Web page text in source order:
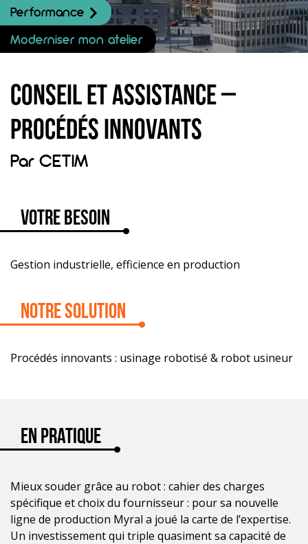
Performance
Moderniser mon atelier
Conseil et assistance –
Procédés innovants
Par CETIM
Votre besoin
Gestion industrielle, efficience en production
Notre solution
Procédés innovants : usinage robotisé & robot usineur
En Pratique
Mieux souder grâce au robot : cahier des charges
spécifique et choix du fournisseur : pour sa nouvelle
ligne de production Myral a joué la carte de l’expertise.
Un investissement qui triple quasiment sa capacité de